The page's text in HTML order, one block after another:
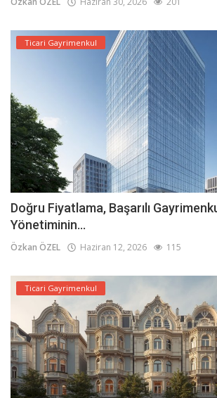
Ticari Gayrimenkul
Doğru Fiyatlama, Başarılı
Yönetiminin...
Özkan ÖZEL Haziran 12, 2026 115
Ticari Gayrimenkul